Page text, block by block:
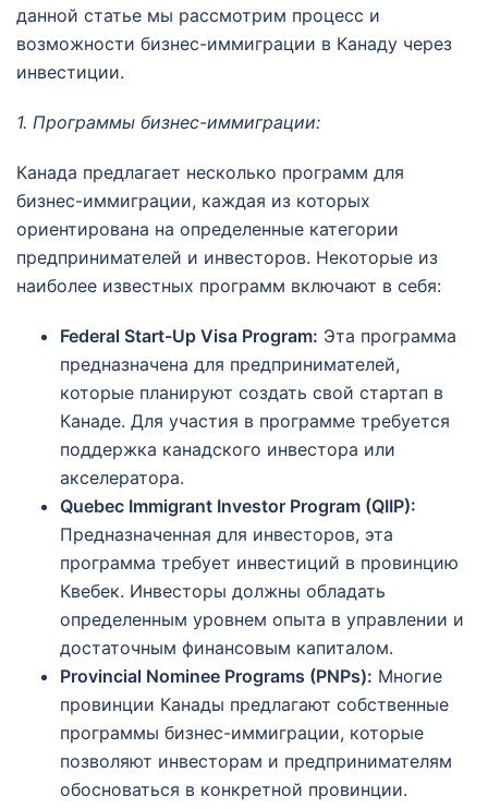
данной статье мы рассмотрим процесс и
возможности бизнес-иммиграции в Канаду через
инвестиции.
1. Программы бизнес-иммиграции:
Канада предлагает несколько программ для
бизнес-иммиграции, каждая из которых
ориентирована на определенные категории
предпринимателей и инвесторов. Некоторые из
наиболее известных программ включают в себя:
Federal Start-Up Visa Program: Эта программа
предназначена для предпринимателей,
которые планируют создать свой стартап в
Канаде. Для участия в программе требуется
поддержка канадского инвестора или
акселератора.
Quebec Immigrant Investor Program (QIIP):
Предназначенная для инвесторов, эта
программа требует инвестиций в провинцию
Квебек. Инвесторы должны обладать
определенным уровнем опыта в управлении и
достаточным финансовым капиталом.
Provincial Nominee Programs (PNPs): Многие
провинции Канады предлагают собственные
программы бизнес-иммиграции, которые
позволяют инвесторам и предпринимателям
обосноваться в конкретной провинции.